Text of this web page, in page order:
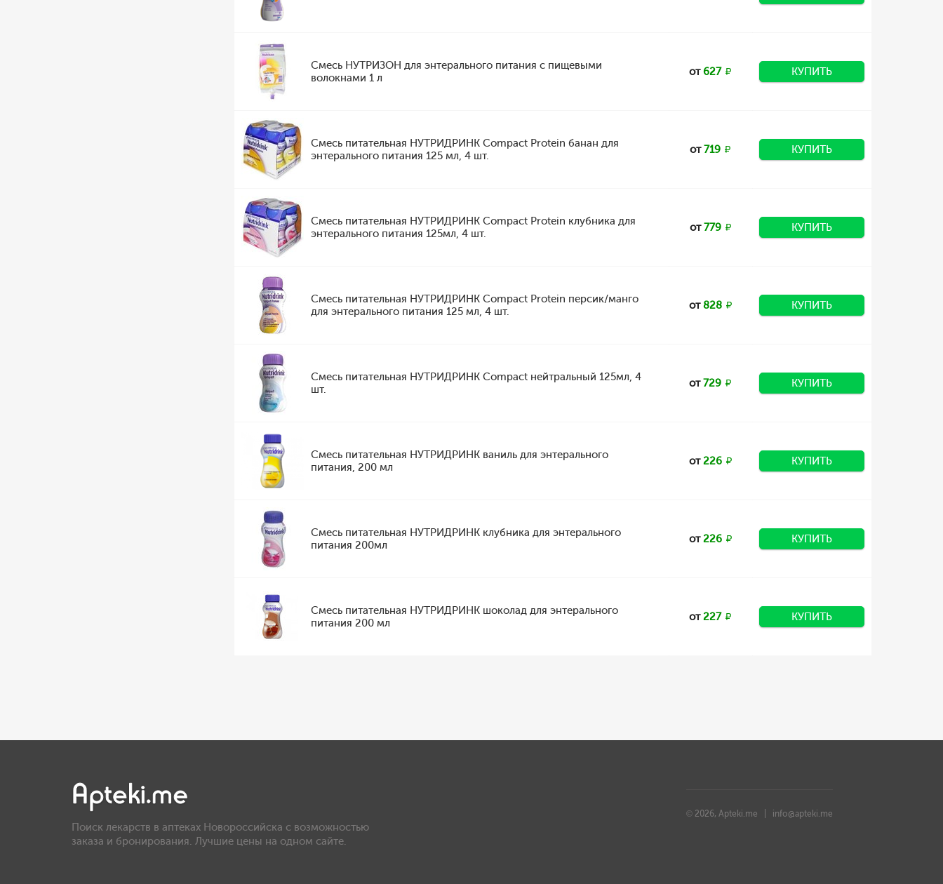
Смесь НУТРИЗОН для энтерального питания с пищевыми
волокнами 1 л
от627 КУПИТЬ
Смесь питательная НУТРИДРИНК Compact Protein банан для
энтерального питания 125 мл, 4 шт.
от719 КУПИТЬ
Смесь питательная НУТРИДРИНК Compact Protein клубника для
энтерального питания 125мл, 4 шт.
от779 КУПИТЬ
Смесь питательная НУТРИДРИНК Compact Protein персик/манго
для энтерального питания 125 мл, 4 шт.
от828 КУПИТЬ
Смесь питательная НУТРИДРИНК Compact нейтральный 125мл, 4
шт.
от729 КУПИТЬ
Смесь питательная НУТРИДРИНК ваниль для энтерального
питания, 200 мл
от226 КУПИТЬ
Смесь питательная НУТРИДРИНК клубника для энтерального
питания 200мл
от226 КУПИТЬ
Смесь питательная НУТРИДРИНК шоколад для энтерального
питания 200 мл
от227 КУПИТЬ
Поиск лекарств в аптеках Новороссийска с возможностью
заказа и бронирования. Лучшие цены на одном сайте.
© 2026, Apteki.me | info@apteki.me